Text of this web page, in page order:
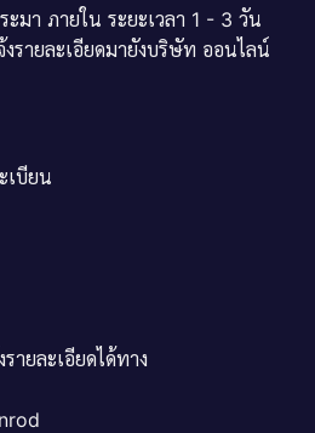
มา ภายใน ระยะเวลา 1 - 3 วัน
งรายละเอียดมายังบริษัท ออนไลน์
เบียน
ายละเอียดได้ทาง